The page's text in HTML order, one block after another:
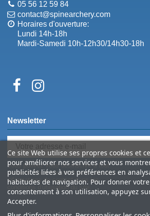
05 56 12 59 84
contact@spinearchery.com
Horaires d'ouverture:
Lundi 14h-18h
Mardi-Samedi 10h-12h30/14h30-18h
Ce site Web utilise ses propres cookies et
pour améliorer nos services et vous
publicités liées à vos préférences en
habitudes de navigation. Pour donner votre
consentement à son utilisation, appuyez
Accepter.
Newsletter
Vous pouvez vous désinscrire à tout
moment. Vous trouverez pour cela nos
informations de contact dans les
conditions d'utilisation du site.